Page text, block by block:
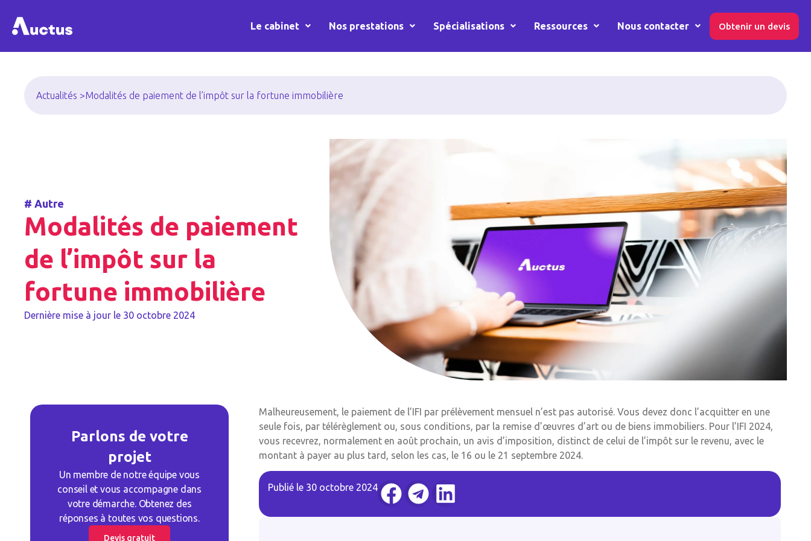
Le cabinet Nos prestations Spécialisations Ressources Nous contacter Obtenir un devis
Actualités >Modalités de paiement de l’impôt sur la fortune immobilière
# Autre
Modalités de paiement
de l’impôt sur la
fortune immobilière
Dernière mise à jour le 30 octobre 2024
Parlons de votre
projet
Un membre de notre équipe vous
conseil et vous accompagne dans
votre démarche. Obtenez des
réponses à toutes vos questions.
Devis gratuit
Malheureusement, le paiement de l’IFI par prélèvement mensuel n’est pas autorisé. Vous devez donc l’acquitter en une
seule fois, par télérèglement ou, sous conditions, par la remise d’œuvres d’art ou de biens immobiliers. Pour l’IFI 2024,
vous recevrez, normalement en août prochain, un avis d’imposition, distinct de celui de l’impôt sur le revenu, avec le
montant à payer au plus tard, selon les cas, le 16 ou le 21 septembre 2024.
Publié le 30 octobre 2024